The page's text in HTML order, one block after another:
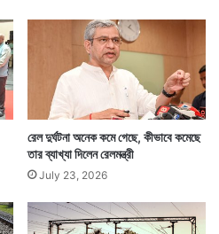
রেল দুর্ঘটনা অনেক কমে গেছে, কীভাবে কমেছে
তার ব্যাখ্যা দিলেন রেলমন্ত্রী
July 23, 2026